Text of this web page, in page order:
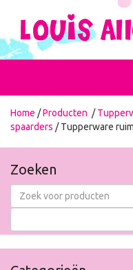
Home /Producten /
spaarders / Tupperware
Zoeken